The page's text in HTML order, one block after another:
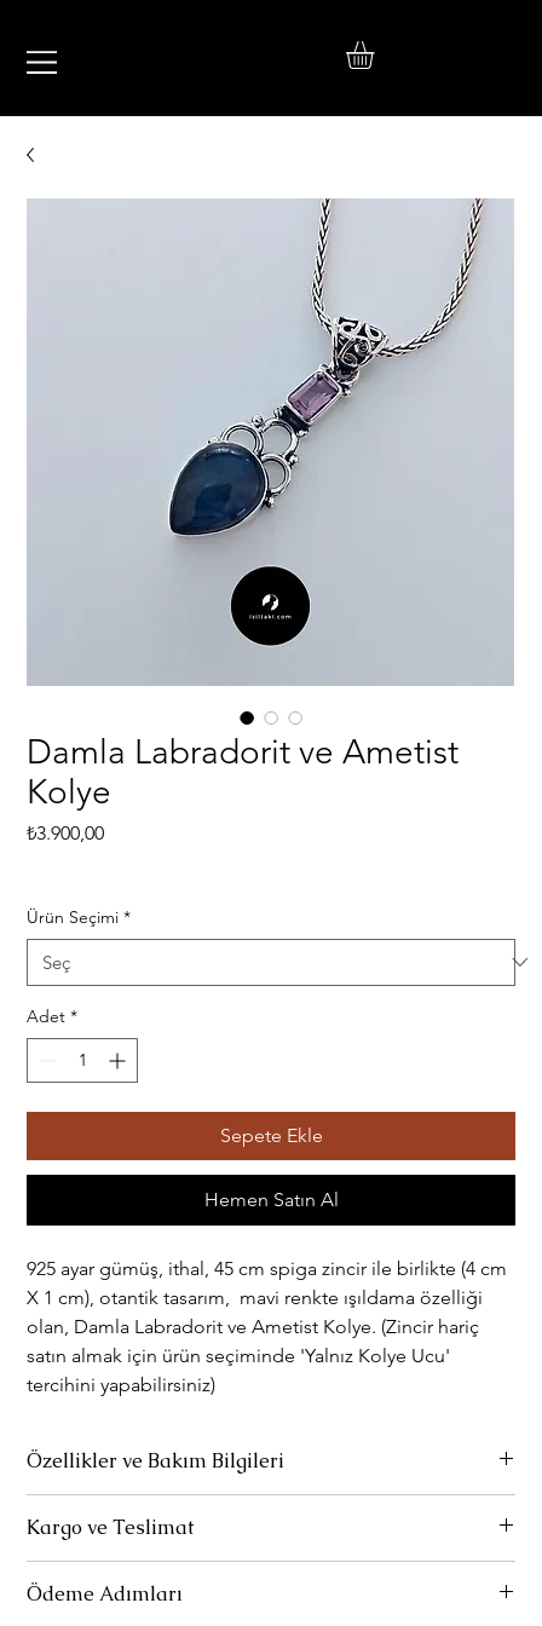
TAKI
Damla Labradorit ve Ametist
Kolye
₺3.900,00Fiyat
Ürün Seçimi *
Adet *
Sepete Ekle
Hemen Satın Al
925 ayar gümüş, ithal, 45 cm spiga zincir ile birlikte (4 cm
X 1 cm), otantik tasarım, mavi renkte ışıldama özelliği
olan, Damla Labradorit ve Ametist Kolye. (Zincir hariç
satın almak için ürün seçiminde 'Yalnız Kolye Ucu'
tercihini yapabilirsiniz)
Özellikler ve Bakım Bilgileri
Parfüm ve deterjan gibi kimsayallarla temas etmediği sürece
rengini kaybetmez.
Kargo ve Teslimat
kargoya verilir. Bu aşamada, siparişlerinizin yola çıktığına dair
Ödeme Adımları